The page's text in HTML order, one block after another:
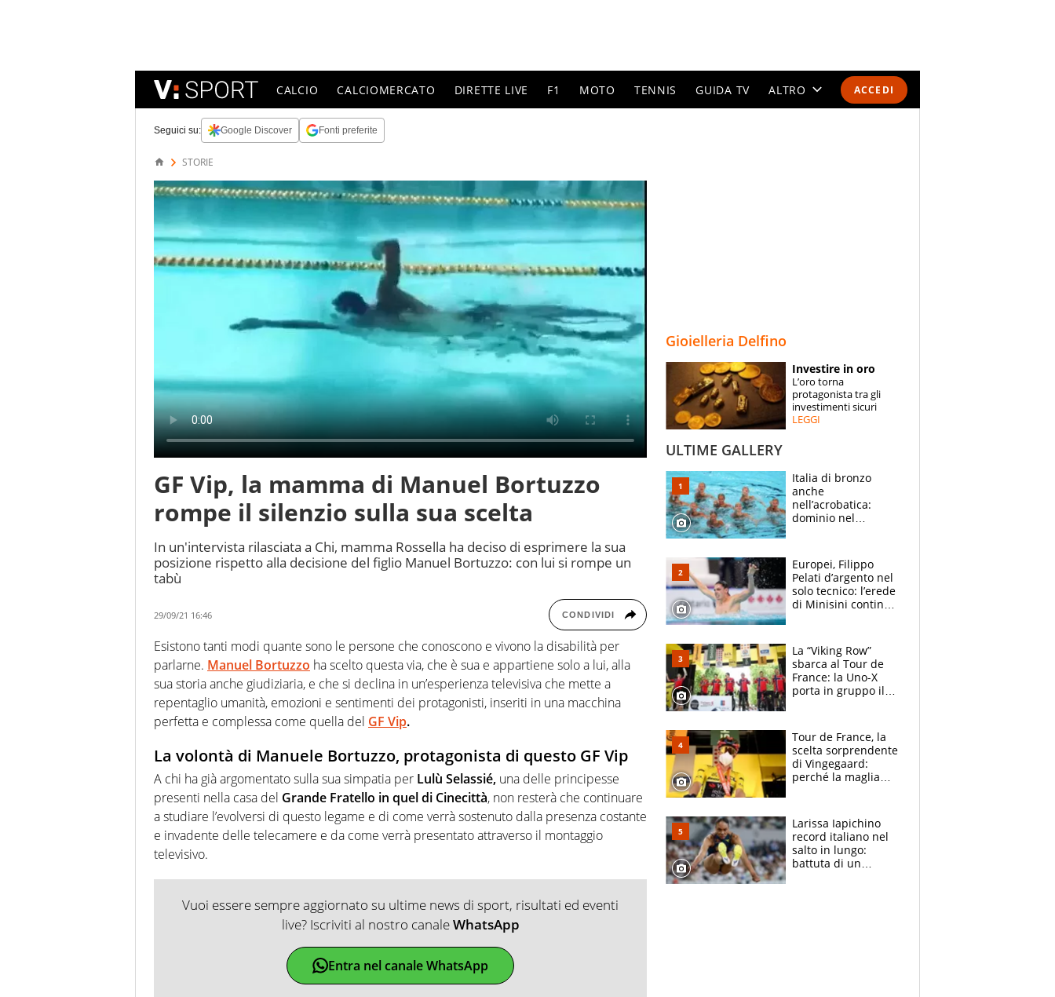
ACCEDI
CALCIO CALCIOMERCATO DIRETTE LIVE F1 MOTO TENNIS GUIDA TV ALTRO
SPECIALI
ESPERTI
Seguici su: Google Discover Fonti preferite
STORIE
GF Vip, la mamma di Manuel Bortuzzo
rompe il silenzio sulla sua scelta
In un'intervista rilasciata a Chi, mamma Rossella ha deciso di esprimere la sua
posizione rispetto alla decisione del figlio Manuel Bortuzzo: con lui si rompe un
tabù
29/09/21 16:46 CONDIVIDI
Esistono tanti modi quante sono le persone che conoscono e vivono la disabilità per
parlarne. Manuel Bortuzzo ha scelto questa via, che è sua e appartiene solo a lui, alla
sua storia anche giudiziaria, e che si declina in un’esperienza televisiva che mette a
repentaglio umanità, emozioni e sentimenti dei protagonisti, inseriti in una macchina
perfetta e complessa come quella del GF Vip.
La volontà di Manuele Bortuzzo, protagonista di questo GF Vip
A chi ha già argomentato sulla sua simpatia per Lulù Selassié, una delle principesse
presenti nella casa del Grande Fratello in quel di Cinecittà, non resterà che continuare
a studiare l’evolversi di questo legame e di come verrà sostenuto dalla presenza costante
e invadente delle telecamere e da come verrà presentato attraverso il montaggio
televisivo.
Vuoi essere sempre aggiornato su ultime news di sport, risultati ed eventi
live? Iscriviti al nostro canaleWhatsApp
Entra nel canale WhatsApp
Gioielleria Delfino
Investire in oro
L’oro torna
protagonista tra gli
investimenti sicuri
LEGGI
ULTIME GALLERY
Italia di bronzo
anche
nell’acrobatica:
dominio nel
e compagni
continuare
Europei, Filippo
Pelati d’argento nel
solo tecnico: l’erede
di Minisini continua
mirino
La “Viking Row”
sbarca al Tour de
France: la Uno-X
porta in gruppo il
compagni
Tour de France, la
scelta sorprendente
di Vingegaard:
perché la maglia
rischio da evitare
Larissa Iapichino
record italiano nel
salto in lungo:
battuta di un